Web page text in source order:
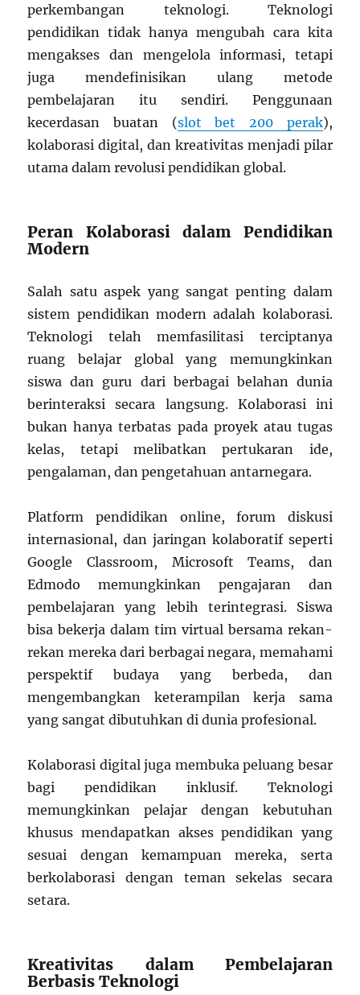
perkembangan teknologi. Teknologi
pendidikan tidak hanya mengubah cara kita
mengakses dan mengelola informasi, tetapi
juga mendefinisikan ulang metode
pembelajaran itu sendiri. Penggunaan
kecerdasan buatan (slot bet 200 perak),
kolaborasi digital, dan kreativitas menjadi pilar
utama dalam revolusi pendidikan global.
Peran Kolaborasi dalam Pendidikan
Modern
Salah satu aspek yang sangat penting dalam
sistem pendidikan modern adalah kolaborasi.
Teknologi telah memfasilitasi terciptanya
ruang belajar global yang memungkinkan
siswa dan guru dari berbagai belahan dunia
berinteraksi secara langsung. Kolaborasi ini
bukan hanya terbatas pada proyek atau tugas
kelas, tetapi melibatkan pertukaran ide,
pengalaman, dan pengetahuan antarnegara.
Platform pendidikan online, forum diskusi
internasional, dan jaringan kolaboratif seperti
Google Classroom, Microsoft Teams, dan
Edmodo memungkinkan pengajaran dan
pembelajaran yang lebih terintegrasi. Siswa
bisa bekerja dalam tim virtual bersama rekan-
rekan mereka dari berbagai negara, memahami
perspektif budaya yang berbeda, dan
mengembangkan keterampilan kerja sama
yang sangat dibutuhkan di dunia profesional.
Kolaborasi digital juga membuka peluang besar
bagi pendidikan inklusif. Teknologi
memungkinkan pelajar dengan kebutuhan
khusus mendapatkan akses pendidikan yang
sesuai dengan kemampuan mereka, serta
berkolaborasi dengan teman sekelas secara
setara.
Kreativitas dalam Pembelajaran
Berbasis Teknologi